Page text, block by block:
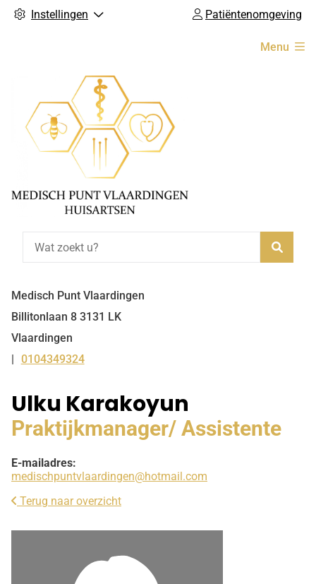
Instellingen Patiëntenomgeving
Menu
Medisch Punt Vlaardingen
Billitonlaan 8 3131 LK
Vlaardingen
Tel:
0104349324
Ulku Karakoyun
Praktijkmanager/ Assistente
E-mailadres:
medischpuntvlaardingen@hotmail.com
Terug naar overzicht